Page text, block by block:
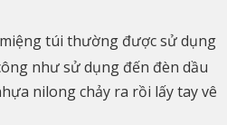
túi thường được sử dụng
như sử dụng đến đèn dầu
nilong chảy ra rồi lấy tay vê